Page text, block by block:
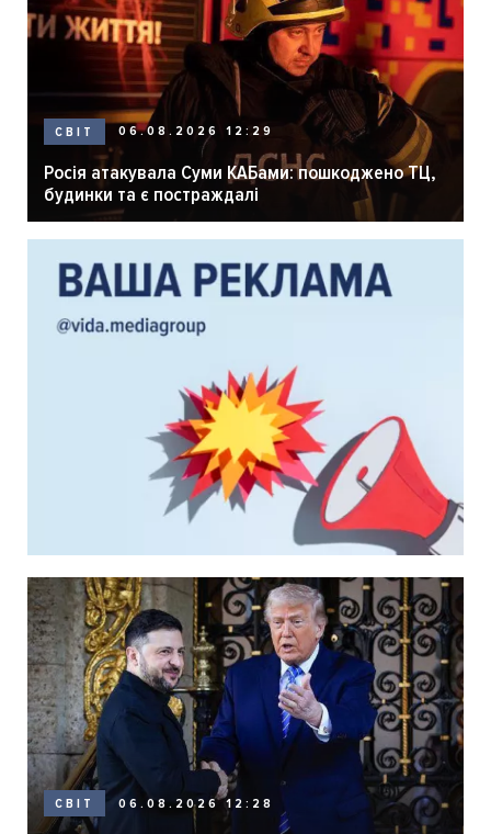
СВІТ 06.08.2026 12:29
Росія атакувала Суми КАБами: пошкоджено ТЦ,
будинки та є постраждалі
СВІТ 06.08.2026 12:28